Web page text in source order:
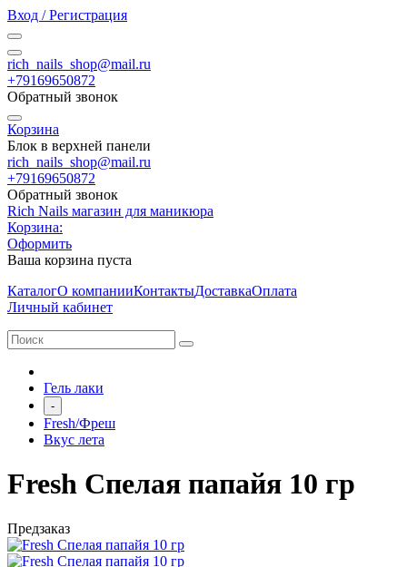
Вход / Регистрация
rich_nails_shop@mail.ru
+79169650872
Обратный звонок
Корзина
Блок в верхней панели
rich_nails_shop@mail.ru
+79169650872
Обратный звонок
Rich Nails магазин для маникюра
Корзина:
Оформить
Ваша корзина пуста
КаталогО компанииКонтактыДоставкаОплата
Личный кабинет
Гель лаки
-
Fresh/Фреш
Вкус лета
Fresh Спелая папайя 10 гр
Предзаказ